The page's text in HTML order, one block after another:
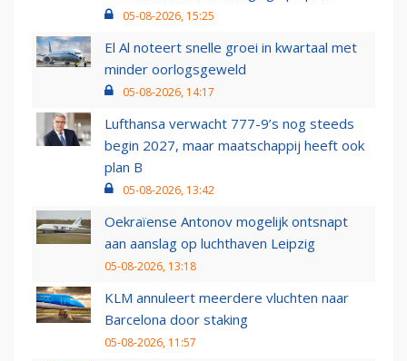
05-08-2026, 15:25
El Al noteert snelle groei in kwartaal met
minder oorlogsgeweld
05-08-2026, 14:17
Lufthansa verwacht 777-9’s nog steeds
begin 2027, maar maatschappij heeft ook
plan B
05-08-2026, 13:42
Oekraïense Antonov mogelijk ontsnapt
aan aanslag op luchthaven Leipzig
05-08-2026, 13:18
KLM annuleert meerdere vluchten naar
Barcelona door staking
05-08-2026, 11:57